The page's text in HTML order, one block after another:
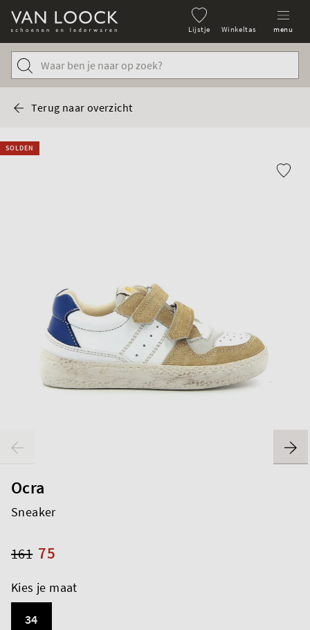
Lijstje Winkeltas menu
Terug naar overzicht
SOLDEN
Ocra
Sneaker
75
161
Kies je maat
34